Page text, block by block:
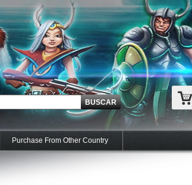
Purchase From Other Country